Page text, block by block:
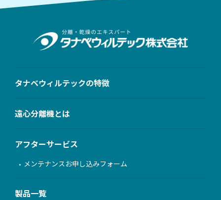
タナベウィルテックの特徴
遠心分離機とは
アフターサービス
メンテナンスお申し込みフォーム
製品一覧